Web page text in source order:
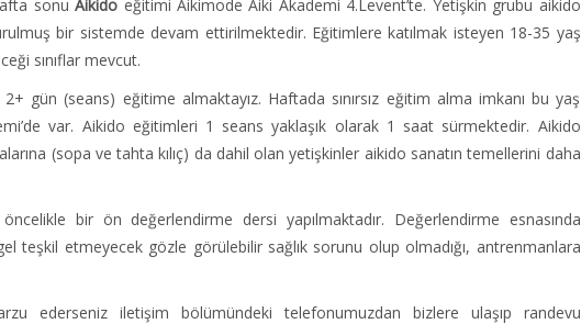
sonu Aikido eğitimi Aikimode Aiki Akademi 4.Levent’te. Yetişkin grubu aikido
bir sistemde devam ettirilmektedir. Eğitimlere katılmak isteyen 18-35 yaş
sınıflar mevcut.
gün (seans) eğitime almaktayız. Haftada sınırsız eğitim alma imkanı bu yaş
var. Aikido eğitimleri 1 seans yaklaşık olarak 1 saat sürmektedir. Aikido
(sopa ve tahta kılıç) da dahil olan yetişkinler aikido sanatın temellerini daha
bir ön değerlendirme dersi yapılmaktadır. Değerlendirme esnasında
teşkil etmeyecek gözle görülebilir sağlık sorunu olup olmadığı, antrenmanlara
ederseniz iletişim bölümündeki telefonumuzdan bizlere ulaşıp randevu